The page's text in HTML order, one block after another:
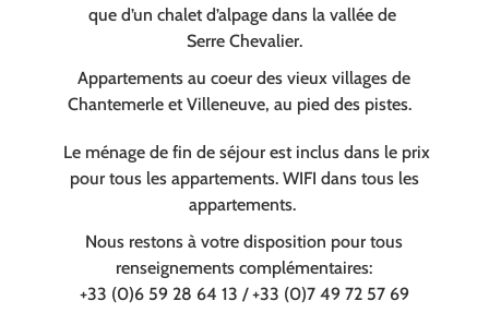
que d’un chalet d’alpage dans la vallée de
Serre Chevalier.
Appartements au coeur des vieux villages de
Chantemerle et Villeneuve, au pied des pistes.
Le ménage de fin de séjour est inclus dans le prix
pour tous les appartements. WIFI dans tous les
appartements.
Nous restons à votre disposition pour tous
renseignements complémentaires:
+33 (0)6 59 28 64 13 / +33 (0)7 49 72 57 69